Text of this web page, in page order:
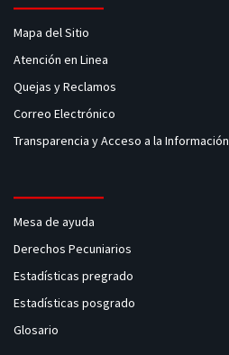
Mapa del Sitio
Atención en Linea
Quejas y Reclamos
Correo Electrónico
Transparencia y Acceso a la Información
Mesa de ayuda
Derechos Pecuniarios
Estadísticas pregrado
Estadísticas posgrado
Glosario